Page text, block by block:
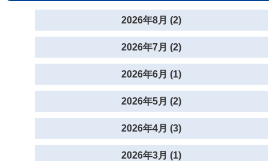
2026年8月 (2)
2026年7月 (2)
2026年6月 (1)
2026年5月 (2)
2026年4月 (3)
2026年3月 (1)